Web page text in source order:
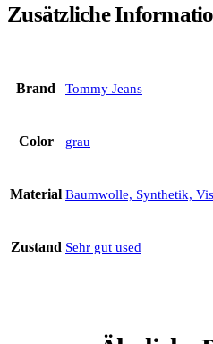
Zusätzliche
Brand Tommy Jeans
Color grau
Material Baumwolle, Synthetik,
Zustand Sehr gut used